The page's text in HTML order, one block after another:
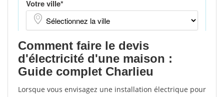
Comment faire le devis
d'électricité d'une maison :
Guide complet Charlieu
Lorsque vous envisagez une installation électrique pour